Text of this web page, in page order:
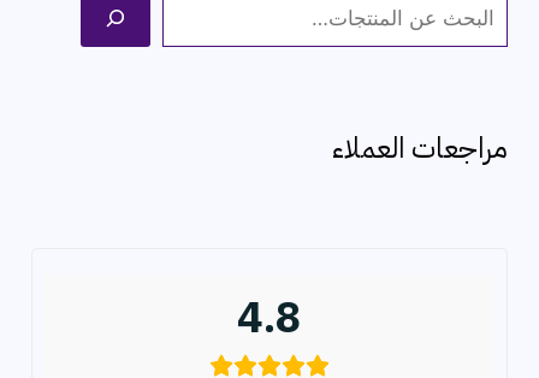
ل
ث
مراجعات العملاء
4.8